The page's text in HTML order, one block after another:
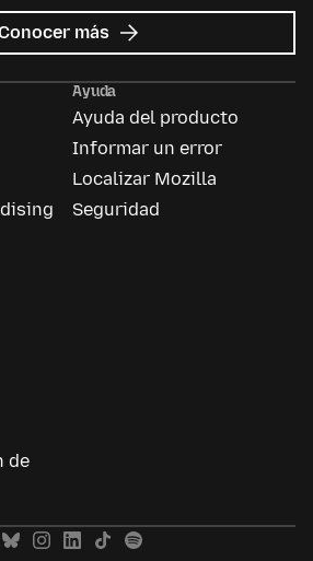
más sobre
Mozilla
Ayuda
Ayuda del producto
Informar un error
Localizar Mozilla
Seguridad
de